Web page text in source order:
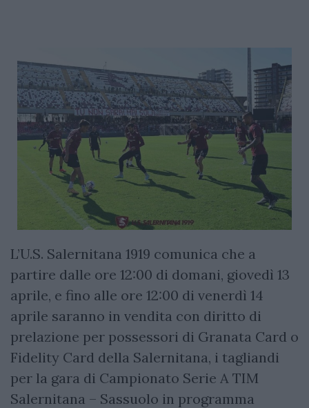
L’U.S. Salernitana 1919 comunica che a
partire dalle ore 12:00 di domani, giovedì 13
aprile, e fino alle ore 12:00 di venerdì 14
aprile saranno in vendita con diritto di
prelazione per possessori di Granata Card o
Fidelity Card della Salernitana, i tagliandi
per la gara di Campionato Serie A TIM
Salernitana – Sassuolo in programma